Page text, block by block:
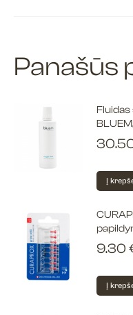
Panašūs
Į
9.30
Į